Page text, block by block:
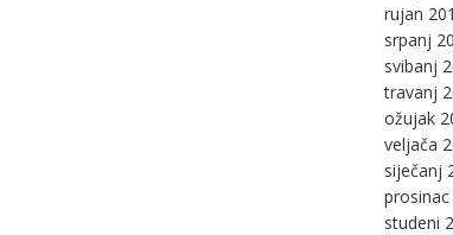
rujan
srpanj
svibanj
travanj
ožujak
veljača
siječanj
prosinac
studeni